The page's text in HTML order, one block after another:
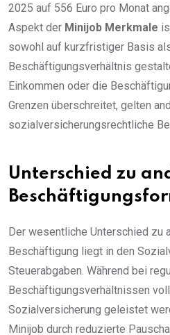
2025 auf 556 Euro pro Monat
Aspekt der Minijob Merkmale
sowohl auf kurzfristiger Basis
Beschäftigungsverhältnis
Einkommen oder die
Grenzen überschreitet, gelten
sozialversicherungsrechtliche
Unterschied zu
Der wesentliche Unterschied zu
Beschäftigung liegt in den
Steuerabgaben. Während bei
Beschäftigungsverhältnissen
Sozialversicherung geleistet
Minijob durch reduzierte